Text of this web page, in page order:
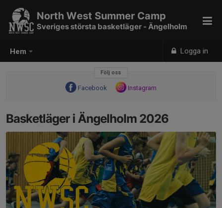
Hem Logga in
North West Summer Camp
Sveriges största basketläger - Ängelholm
Följ oss
Facebook Instagram
Basketläger i Ängelholm 2026